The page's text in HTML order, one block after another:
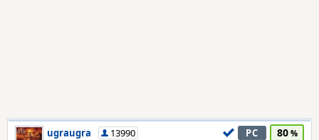
ugraugra
13990
PC 80